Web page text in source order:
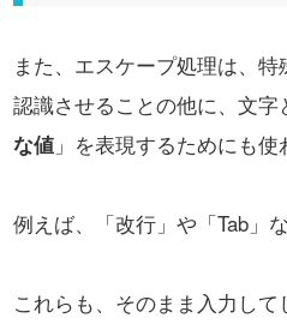
また、エスケープ処理は、
認識させることの他に、 文字
な値 」を表現するためにも使
例えば、「改行」や「Tab」な
これらも、そのまま入力し